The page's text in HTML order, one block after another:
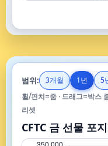
범위: 3개월 1년 5
휠/핀치=줌 · 드래그=박스
리셋
CFTC 금 선물 포